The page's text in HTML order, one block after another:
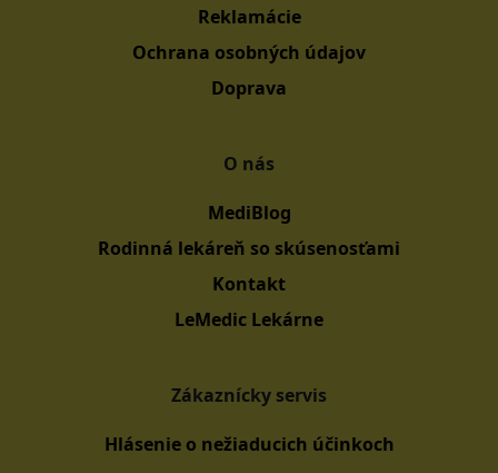
Reklamácie
Ochrana osobných údajov
Doprava
O nás
MediBlog
Rodinná lekáreň so skúsenosťami
Kontakt
LeMedic Lekárne
Zákaznícky servis
Hlásenie o nežiaducich účinkoch